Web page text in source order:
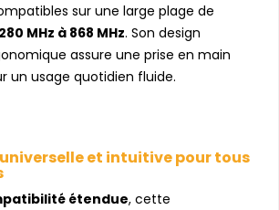
sur une large plage de
280 MHz à 868 MHz. Son design
assure une prise en main
un usage quotidien fluide.
et intuitive pour tous
étendue, cette